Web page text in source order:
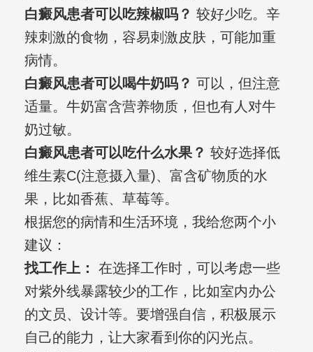
白癜风患者可以吃辣椒吗？ 较好少吃。辛
辣刺激的食物，容易刺激皮肤，可能加重
病情。
白癜风患者可以喝牛奶吗？ 可以，但注意
适量。牛奶富含营养物质，但也有人对牛
奶过敏。
白癜风患者可以吃什么水果？ 较好选择低
维生素C(注意摄入量)、富含矿物质的水
果，比如香蕉、草莓等。
根据您的病情和生活环境，我给您两个小
建议：
找工作上：
在选择工作时，可以考虑一些
对紫外线暴露较少的工作，比如室内办公
的文员、设计等。要增强自信，积极展示
自己的能力，让大家看到你的闪光点。